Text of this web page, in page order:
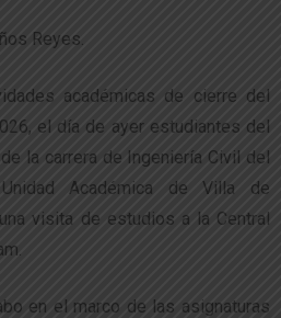
Reyes.
académicas de cierre del
el día de ayer estudiantes del
la carrera de Ingeniería Civil del
Académica de Villa de
visita de estudios a la Central
en el marco de las asignaturas